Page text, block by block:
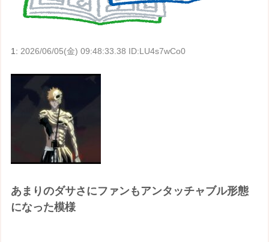
1: 2026/06/05(金) 09:48:33.38 ID:LU4s7wCo0
あまりのダサさにファンもアンタッチャブル形態
になった模様